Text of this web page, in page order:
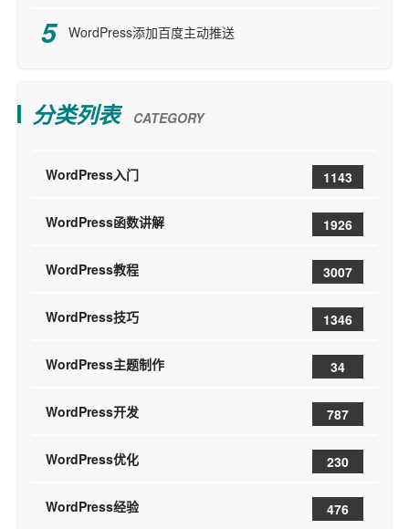
WordPress添加百度主动推送
分类列表 CATEGORY
WordPress入门 1143
WordPress函数讲解 1926
WordPress教程 3007
WordPress技巧 1346
WordPress主题制作 34
WordPress开发 787
WordPress优化 230
WordPress经验 476